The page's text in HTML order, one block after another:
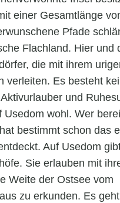
einer Gesamtlänge
Pfade
Flachland. Hier und
die mit ihrem
verleiten. Es besteht
und
Usedom wohl. Wer
bestimmt schon das
Auf Usedom
Sie erlauben mit
Weite der Ostsee vom
zu erkunden. Es